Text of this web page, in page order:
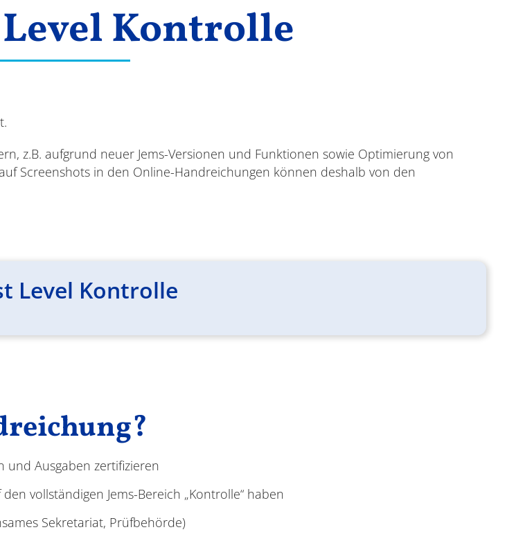
Level Kontrolle
z.B. aufgrund neuer Jems-Versionen und Funktionen sowie Optimierung von
Screenshots in den Online-Handreichungen können deshalb von den
Level Kontrolle
und Ausgaben zertifizieren
vollständigen Jems-Bereich „Kontrolle“ haben
Sekretariat, Prüfbehörde)